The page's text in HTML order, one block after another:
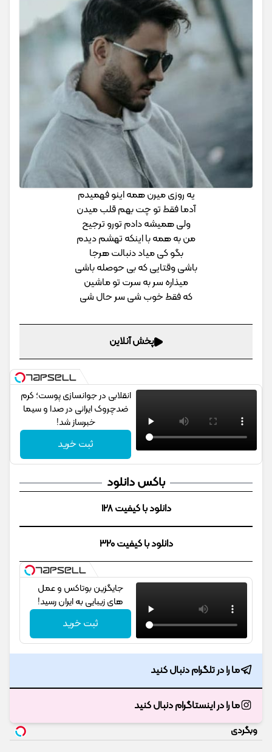
یه روزی میرن همه اینو فهمیدم
آدما فقط تو چت بهم قلب میدن
ولی همیشه دادم تورو ترجیح
من به همه با اینکه تهشم دیدم
بگو کی میاد دنبالت هرجا
باشی وقتایی که بی حوصله باشی
میذاره سر به سرت تو ماشین
که فقط خوب شی سر حال شی
پخش آنلاین
انقلابی در جوانسازی پوست؛ کرم
ضدچروک ایرانی در صدا و سیما
خبرساز شد!
ثبت خرید
باکس دانلود
دانلود با کیفیت 128
دانلود با کیفیت 320
جایگزین بوتاکس و عمل
های زیبایی به ایران رسید!
ثبت خرید
ما را در تلگرام دنبال کنید
ما را در اینستاگرام دنبال کنید
وبگردی